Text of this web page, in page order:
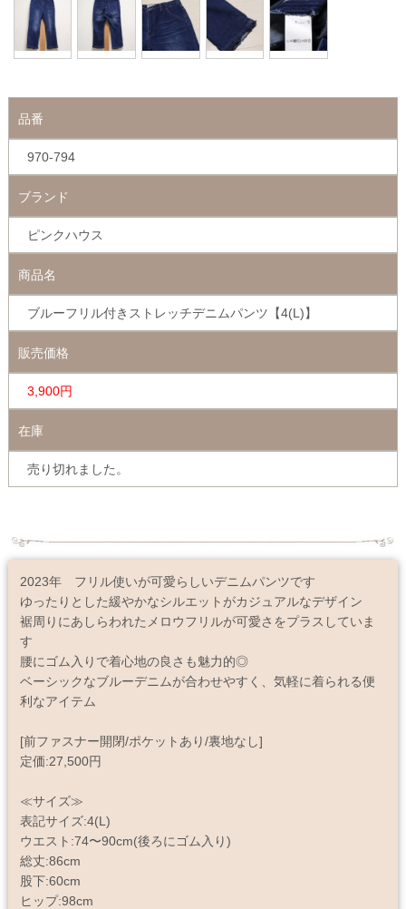
品番
970-794
ブランド
ピンクハウス
商品名
ブルーフリル付きストレッチデニムパンツ【4(L)】
販売価格
3,900円
在庫
売り切れました。
2023年 フリル使いが可愛らしいデニムパンツです
ゆったりとした緩やかなシルエットがカジュアルなデザイン
裾周りにあしらわれたメロウフリルが可愛さをプラスしていま
す
腰にゴム入りで着心地の良さも魅力的◎
ベーシックなブルーデニムが合わせやすく、気軽に着られる便
利なアイテム
[前ファスナー開閉/ポケットあり/裏地なし]
定価:27,500円
≪サイズ≫
表記サイズ:4(L)
ウエスト:74〜90cm(後ろにゴム入り)
総丈:86cm
股下:60cm
ヒップ:98cm